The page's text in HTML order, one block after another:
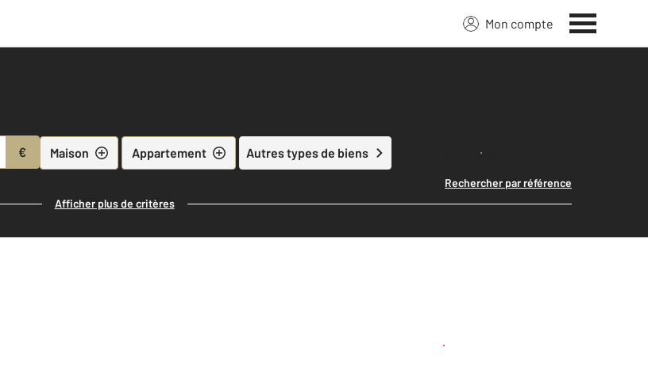
Mon compte
€ Maison Appartement Autres types de biens Lancer ma recherche
Rechercher par référence
Afficher plus de critères
Créer une alerte